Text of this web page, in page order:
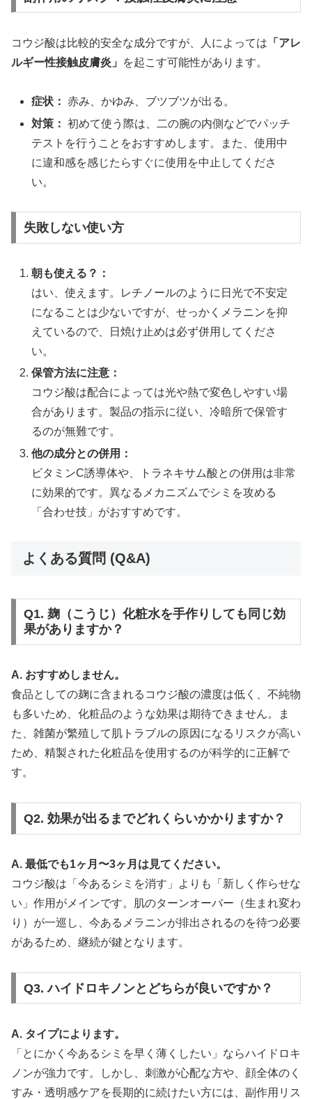
コウジ酸は比較的安全な成分ですが、人によっては 「アレ
ルギー性接触皮膚炎」
を起こす可能性があります。
症状： 赤み、かゆみ、ブツブツが出る。
対策： 初めて使う際は、二の腕の内側などでパッチ
テストを行うことをおすすめします。また、使用中
に違和感を感じたらすぐに使用を中止してくださ
い。
失敗しない使い方
朝も使える？：
はい、使えます。レチノールのように日光で不安定
になることは少ないですが、せっかくメラニンを抑
えているので、日焼け止めは必ず併用してくださ
い。
保管方法に注意：
コウジ酸は配合によっては光や熱で変色しやすい場
合があります。製品の指示に従い、冷暗所で保管す
るのが無難です。
他の成分との併用：
ビタミンC誘導体や、トラネキサム酸との併用は非常
に効果的です。異なるメカニズムでシミを攻める
「合わせ技」がおすすめです。
よくある質問 (Q&A)
Q1. 麹（こうじ）化粧水を手作りしても同じ効
果がありますか？
A. おすすめしません。
食品としての麹に含まれるコウジ酸の濃度は低く、不純物
も多いため、化粧品のような効果は期待できません。ま
た、雑菌が繁殖して肌トラブルの原因になるリスクが高い
ため、精製された化粧品を使用するのが科学的に正解で
す。
Q2. 効果が出るまでどれくらいかかりますか？
A. 最低でも1ヶ月〜3ヶ月は見てください。
コウジ酸は「今あるシミを消す」よりも「新しく作らせな
い」作用がメインです。肌のターンオーバー（生まれ変わ
り）が一巡し、今あるメラニンが排出されるのを待つ必要
があるため、継続が鍵となります。
Q3. ハイドロキノンとどちらが良いですか？
A. タイプによります。
「とにかく今あるシミを早く薄くしたい」ならハイドロキ
ノンが強力です。しかし、刺激が心配な方や、顔全体のく
すみ・透明感ケアを長期的に続けたい方には、副作用リス